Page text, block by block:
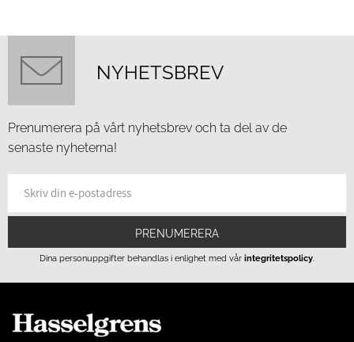
NYHETSBREV
Prenumerera på vårt nyhetsbrev och ta del av de
senaste nyheterna!
PRENUMERERA
Dina personuppgifter behandlas i enlighet med vår integritetspolicy